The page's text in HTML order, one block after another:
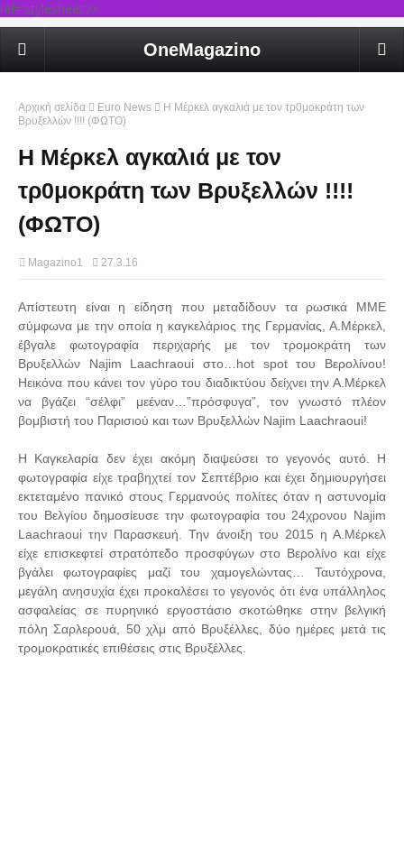
rel='stylesheet'/>
OneMagazino
Αρχική σελίδα Euro News
Η Μέρκελ αγκαλιά με τον τρ0μοκράτη των
Βρυξελλών !!!! (ΦΩΤΟ)
Η Μέρκελ αγκαλιά με τον
τρ0μοκράτη των Βρυξελλών !!!!
(ΦΩΤΟ)
Magazino1 27.3.16
Απίστευτη είναι η είδηση που μεταδίδουν τα ρωσικά ΜΜΕ
σύμφωνα με την οποία η καγκελάριος της Γερμανίας, Α.Μέρκελ,
έβγαλε φωτογραφία περιχαρής με τον τρομοκράτη των
Βρυξελλών Najim Laachraoui στο…hot spot του Βερολίνου!
Ηεικόνα που κάνει τον γύρο του διαδικτύου δείχνει την Α.Μέρκελ
να βγάζει “σέλφι” μεέναν…”πρόσφυγα”, τον γνωστό πλέον
βομβιστή του Παρισιού και των Βρυξελλών Najim Laachraoui!
Η Καγκελαρία δεν έχει ακόμη διαψεύσει το γεγονός αυτό. Η
φωτογραφία είχε τραβηχτεί τον Σεπτέβριο και έχει δημιουργήσει
εκτεταμένο πανικό στους Γερμανούς πολίτες όταν η αστυνομία
του Βελγίου δημοσίευσε την φωτογραφία του 24χρονου Najim
Laachraoui την Παρασκευή. Την άνοιξη του 2015 η Α.Μέρκελ
είχε επισκεφτεί στρατόπεδο προσφύγων στο Βερολίνο και είχε
βγάλει φωτογραφίες μαζί του χαμογελώντας… Ταυτόχρονα,
μεγάλη ανησυχία έχει προκαλέσει το γεγονός ότι ένα υπάλληλος
ασφαλείας σε πυρηνικό εργοστάσιο σκοτώθηκε στην βελγική
πόλη Σαρλερουά, 50 χλμ από Βρυξέλλες, δύο ημέρες μετά τις
τρομοκρατικές επιθέσεις στις Βρυξέλλες.